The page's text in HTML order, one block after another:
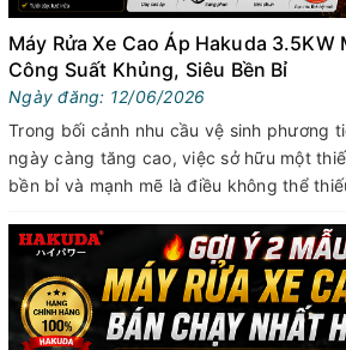
Máy Rửa Xe Cao Áp Hakuda 3.5KW
Công Suất Khủng, Siêu Bền Bỉ
Ngày đăng: 12/06/2026
Trong bối cảnh nhu cầu vệ sinh phương
ngày càng tăng cao, việc sở hữu một
bền bỉ và mạnh mẽ là điều không thể